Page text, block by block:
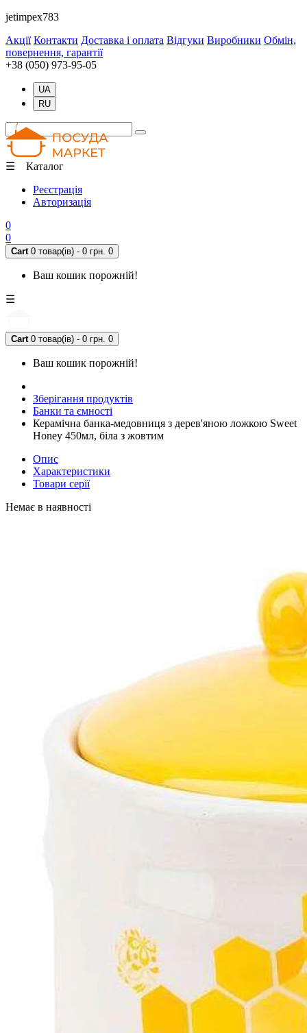
jetimpex783
Акції Контакти Доставка і оплата Відгуки Виробники Обмін,
повернення, гарантії
+38 (050) 973-95-05
UA
RU
☰ Каталог
Реєстрація
Авторизація
0
0
Cart 0 товар(ів) - 0 грн. 0
Ваш кошик порожній!
☰
Cart 0 товар(ів) - 0 грн. 0
Ваш кошик порожній!
Зберігання продуктів
Банки та ємності
Керамічна банка-медовниця з дерев'яною ложкою Sweet
Honey 450мл, біла з жовтим
Опис
Характеристики
Товари серії
Немає в наявності